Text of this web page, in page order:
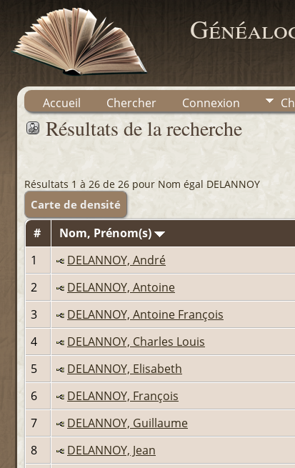
Accueil Chercher Connexion
Résultats de la recherche
Résultats 1 à 26 de 26 pour Nom égal DELANNOY
Carte de densité
# Nom, Prénom(s)
1
DELANNOY, André
2
DELANNOY, Antoine
3
DELANNOY, Antoine François
4
DELANNOY, Charles Louis
5
DELANNOY, Elisabeth
6
DELANNOY, François
7
DELANNOY, Guillaume
8
DELANNOY, Jean